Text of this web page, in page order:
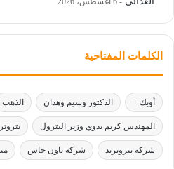
الكلمات المفتاحية
أوبك + الدكتور وسيم وهدان الذهب
المهندس كريم بدوي وزير البترول
شركة بتروتريد شركة تاون جاس